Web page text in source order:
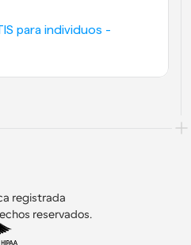
para individuos -
registrada
reservados.